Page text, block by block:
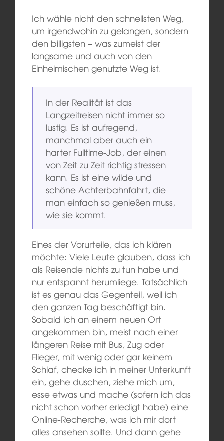
Ich wähle nicht den schnellsten Weg,
um irgendwohin zu gelangen, sondern
den billigsten – was zumeist der
langsame und auch von den
Einheimischen genutzte Weg ist.
In der Realität ist das
Langzeitreisen nicht immer so
lustig. Es ist aufregend,
manchmal aber auch ein
harter Fulltime-Job, der einen
von Zeit zu Zeit richtig stressen
kann. Es ist eine wilde und
schöne Achterbahnfahrt, die
man einfach so genießen muss,
wie sie kommt.
Eines der Vorurteile, das ich klären
möchte: Viele Leute glauben, dass ich
als Reisende nichts zu tun habe und
nur entspannt herumliege. Tatsächlich
ist es genau das Gegenteil, weil ich
den ganzen Tag beschäftigt bin.
Sobald ich an einem neuen Ort
angekommen bin, meist nach einer
längeren Reise mit Bus, Zug oder
Flieger, mit wenig oder gar keinem
Schlaf, checke ich in meiner Unterkunft
ein, gehe duschen, ziehe mich um,
esse etwas und mache (sofern ich das
nicht schon vorher erledigt habe) eine
Online-Recherche, was ich mir dort
alles ansehen sollte. Und dann gehe